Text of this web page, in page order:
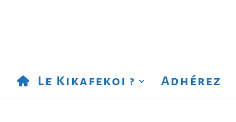
Le Kikafekoi ? Adhérez